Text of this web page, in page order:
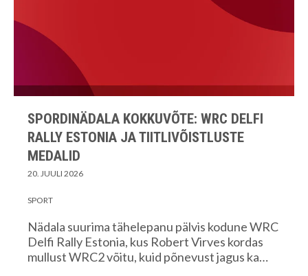
SPORDINÄDALA KOKKUVÕTE: WRC DELFI
RALLY ESTONIA JA TIITLIVÕISTLUSTE
MEDALID
20. JUULI 2026
SPORT
Nädala suurima tähelepanu pälvis kodune WRC
Delfi Rally Estonia, kus Robert Virves kordas
mullust WRC2 võitu, kuid põnevust jagus ka…